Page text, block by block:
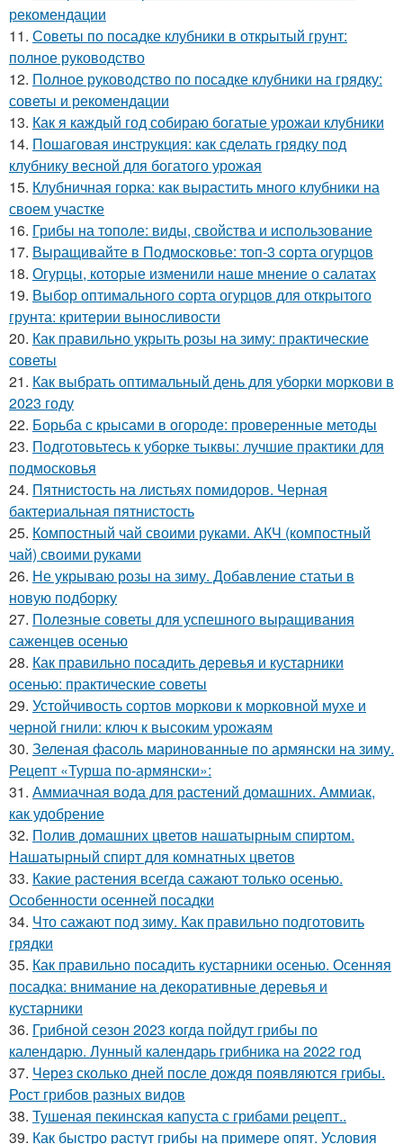
рекомендации
11. Советы по посадке клубники в открытый грунт:
полное руководство
12. Полное руководство по посадке клубники на грядку:
советы и рекомендации
13. Как я каждый год собираю богатые урожаи клубники
14. Пошаговая инструкция: как сделать грядку под
клубнику весной для богатого урожая
15. Клубничная горка: как вырастить много клубники на
своем участке
16. Грибы на тополе: виды, свойства и использование
17. Выращивайте в Подмосковье: топ-3 сорта огурцов
18. Огурцы, которые изменили наше мнение о салатах
19. Выбор оптимального сорта огурцов для открытого
грунта: критерии выносливости
20. Как правильно укрыть розы на зиму: практические
советы
21. Как выбрать оптимальный день для уборки моркови в
2023 году
22. Борьба с крысами в огороде: проверенные методы
23. Подготовьтесь к уборке тыквы: лучшие практики для
подмосковья
24. Пятнистость на листьях помидоров. Черная
бактериальная пятнистость
25. Компостный чай своими руками. АКЧ (компостный
чай) своими руками
26. Не укрываю розы на зиму. Добавление статьи в
новую подборку
27. Полезные советы для успешного выращивания
саженцев осенью
28. Как правильно посадить деревья и кустарники
осенью: практические советы
29. Устойчивость сортов моркови к морковной мухе и
черной гнили: ключ к высоким урожаям
30. Зеленая фасоль маринованные по армянски на зиму.
Рецепт «Турша по-армянски»:
31. Аммиачная вода для растений домашних. Аммиак,
как удобрение
32. Полив домашних цветов нашатырным спиртом.
Нашатырный спирт для комнатных цветов
33. Какие растения всегда сажают только осенью.
Особенности осенней посадки
34. Что сажают под зиму. Как правильно подготовить
грядки
35. Как правильно посадить кустарники осенью. Осенняя
посадка: внимание на декоративные деревья и
кустарники
36. Грибной сезон 2023 когда пойдут грибы по
календарю. Лунный календарь грибника на 2022 год
37. Через сколько дней после дождя появляются грибы.
Рост грибов разных видов
38. Тушеная пекинская капуста с грибами рецепт..
39. Как быстро растут грибы на примере опят. Условия